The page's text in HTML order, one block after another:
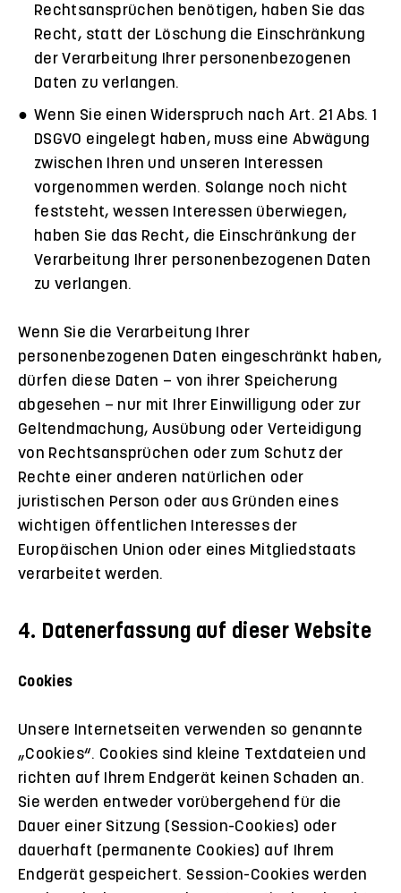
Rechtsansprüchen benötigen, haben Sie das
Recht, statt der Löschung die Einschränkung
der Verarbeitung Ihrer personenbezogenen
Daten zu verlangen.
Wenn Sie einen Widerspruch nach Art. 21 Abs. 1
DSGVO eingelegt haben, muss eine Abwägung
zwischen Ihren und unseren Interessen
vorgenommen werden. Solange noch nicht
feststeht, wessen Interessen überwiegen,
haben Sie das Recht, die Einschränkung der
Verarbeitung Ihrer personenbezogenen Daten
zu verlangen.
Wenn Sie die Verarbeitung Ihrer
personenbezogenen Daten eingeschränkt haben,
dürfen diese Daten – von ihrer Speicherung
abgesehen – nur mit Ihrer Einwilligung oder zur
Geltendmachung, Ausübung oder Verteidigung
von Rechtsansprüchen oder zum Schutz der
Rechte einer anderen natürlichen oder
juristischen Person oder aus Gründen eines
wichtigen öffentlichen Interesses der
Europäischen Union oder eines Mitgliedstaats
verarbeitet werden.
4. Datenerfassung auf dieser Website
Cookies
Unsere Internetseiten verwenden so genannte
„Cookies“. Cookies sind kleine Textdateien und
richten auf Ihrem Endgerät keinen Schaden an.
Sie werden entweder vorübergehend für die
Dauer einer Sitzung (Session-Cookies) oder
dauerhaft (permanente Cookies) auf Ihrem
Endgerät gespeichert. Session-Cookies werden